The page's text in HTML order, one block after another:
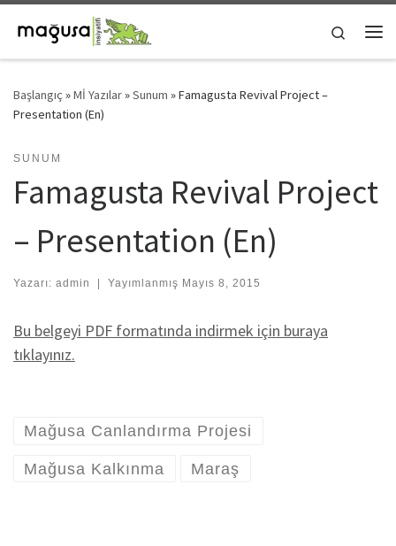
Skip to content
Search
Başlangıç »Mİ Yazılar»Sunum »Famagusta Revival Project –
Presentation (En)
SUNUM
Famagusta Revival Project
– Presentation (En)
Yazarı: admin | Yayımlanmış Mayıs 8, 2015
Bu belgeyi PDF formatında indirmek için buraya
tıklayınız.
Mağusa Canlandırma Projesi
Mağusa Kalkınma Maraş